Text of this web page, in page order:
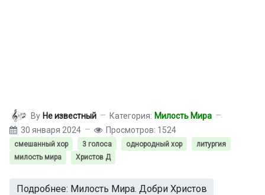
By Не известный Категория: Милость Мира
30 января 2024
Просмотров: 1524
смешанный хор 3 голоса однородный хор
литургия
милость мира
Христов Д
Подробнее: Милость Мира. Добри Христов